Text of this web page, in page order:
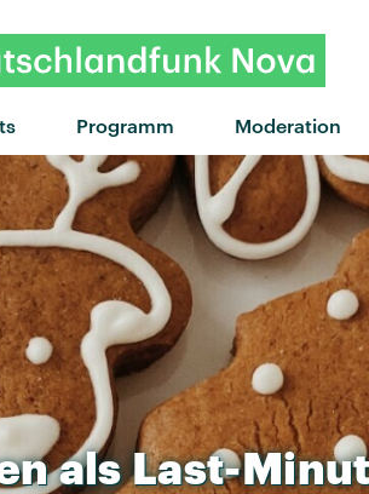
Programm Moderation
"Books From Boxes" von
alsLast-